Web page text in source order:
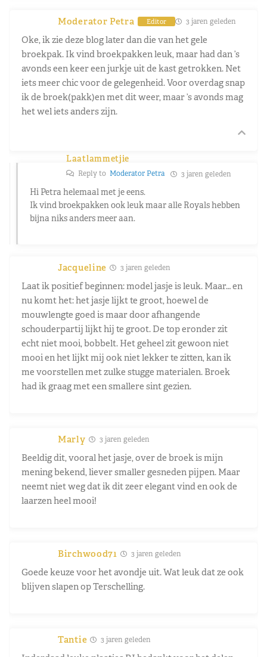
Moderator Petra Editor 3 jaren geleden
Oke, ik zie deze blog later dan die van het gele
broekpak. Ik vind broekpakken leuk, maar had dan ’s
avonds een keer een jurkje uit de kast getrokken. Net
iets meer chic voor de gelegenheid. Voor overdag snap
ik de broek(pakk)en met dit weer, maar ’s avonds mag
het wel iets anders zijn.
Laatlammetjie
Reply to Moderator Petra 3 jaren geleden
Hi Petra helemaal met je eens.
Ik vind broekpakken ook leuk maar alle Royals hebben
bijna niks anders meer aan.
Jacqueline 3 jaren geleden
Laat ik positief beginnen: model jasje is leuk. Maar… en
nu komt het: het jasje lijkt te groot, hoewel de
mouwlengte goed is maar door afhangende
schouderpartij lijkt hij te groot. De top eronder zit
echt niet mooi, bobbelt. Het geheel zit gewoon niet
mooi en het lijkt mij ook niet lekker te zitten, kan ik
me voorstellen met zulke stugge materialen. Broek
had ik graag met een smallere sint gezien.
Marly 3 jaren geleden
Beeldig dit, vooral het jasje, over de broek is mijn
mening bekend, liever smaller gesneden pijpen. Maar
neemt niet weg dat ik dit zeer elegant vind en ook de
laarzen heel mooi!
Birchwood71 3 jaren geleden
Goede keuze voor het avondje uit. Wat leuk dat ze ook
blijven slapen op Terschelling.
Tantie 3 jaren geleden